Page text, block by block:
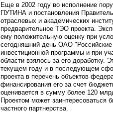
Еще в 2002 году во исполнение
ПУТИНА и постановления
отраслевых и академических
предварительное ТЭО проекта.
ему положительную оценку при
сегодняшний день ОАО
инвестиционной программы и при
области взялось за его доработку.
текущем году и в последующем
проекта в перечень объектов
финансирования его за счет
оценивается в сумму более 120
Проектом может заинтересоваться
частного партнерства.